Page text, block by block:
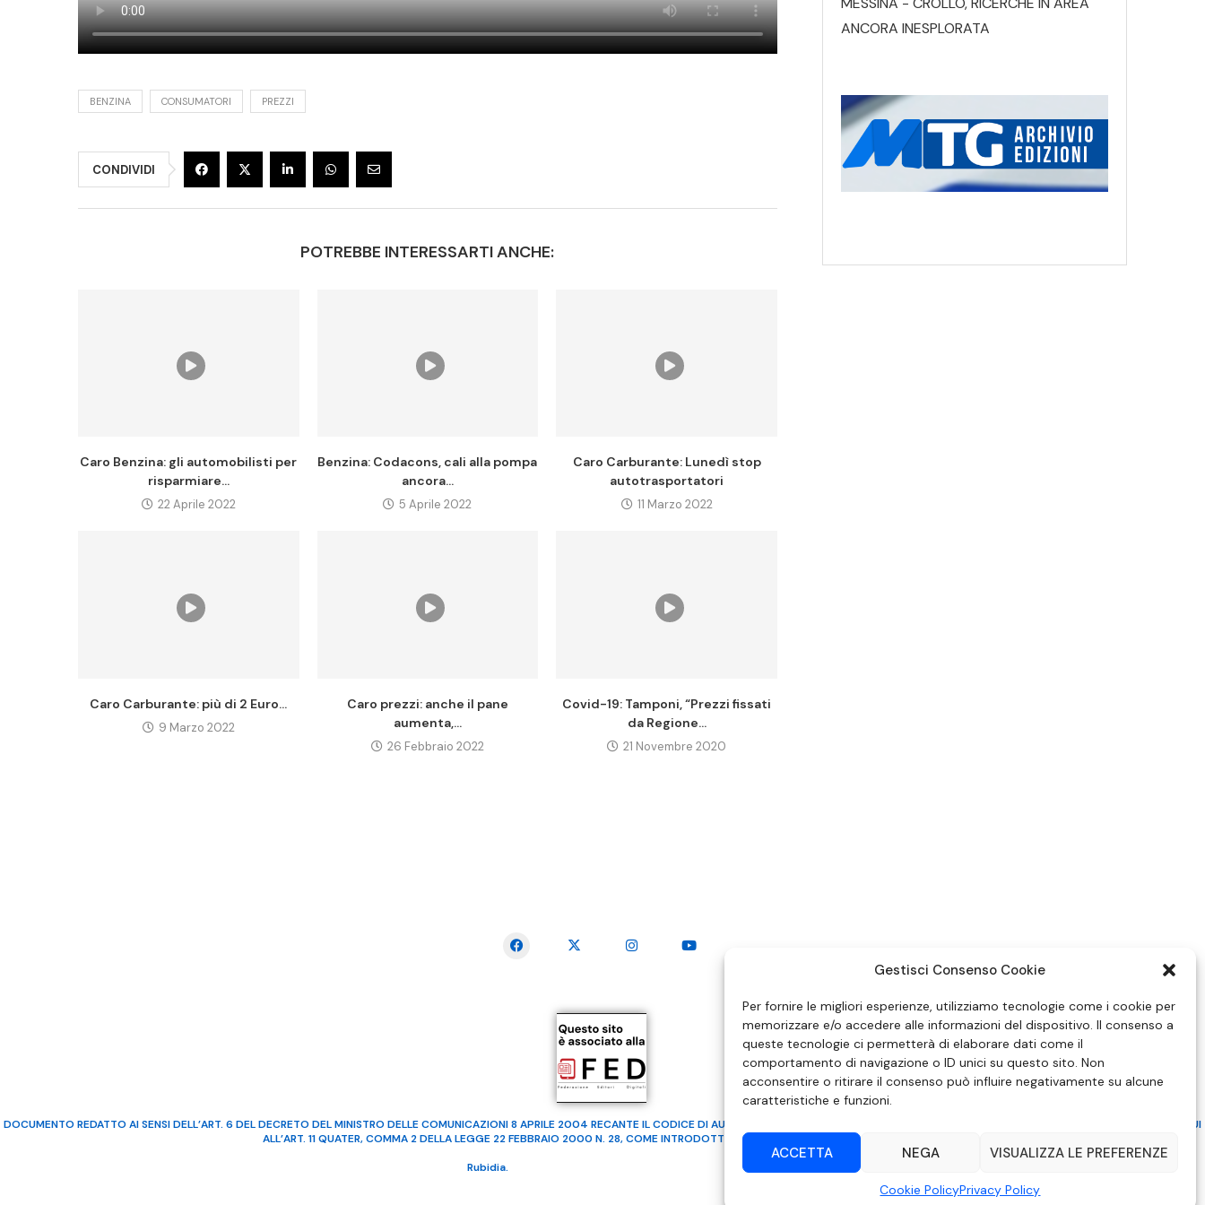
Gestisci Consenso Cookie
Per fornire le migliori esperienze, utilizziamo tecnologie come i cookie per
memorizzare e/o accedere alle informazioni del dispositivo. Il consenso a
queste tecnologie ci permetterà di elaborare dati come il
comportamento di navigazione o ID unici su questo sito. Non
acconsentire o ritirare il consenso può influire negativamente su alcune
caratteristiche e funzioni.
ACCETTA NEGA VISUALIZZA LE PREFERENZE
Cookie PolicyPrivacy Policy
BENZINA CONSUMATORI PREZZI
CONDIVIDI
POTREBBE INTERESSARTI ANCHE:
Caro Benzina: gli automobilisti per
risparmiare...
22 Aprile 2022
Benzina: Codacons, cali alla pompa
ancora...
5 Aprile 2022
Caro Carburante: Lunedì stop
autotrasportatori
11 Marzo 2022
Caro Carburante: più di 2 Euro...
9 Marzo 2022
Caro prezzi: anche il pane
aumenta,...
26 Febbraio 2022
Covid-19: Tamponi, “Prezzi fissati
da Regione...
21 Novembre 2020
ANCORA INESPLORATA
DOCUMENTO REDATTO AI SENSI DELL’ART. 6 DEL DECRETO DEL MINISTRO DELLE COMUNICAZIONI 8 APRILE 2004 RECANTE IL CODICE DI AUTOREGOLAMENTAZIONE IN MATERIA DI ATTUAZIONE DEL PRINCIPIO DEL PLURALISMO, DI CUI
ALL’ART. 11 QUATER, COMMA 2 DELLA LEGGE 22 FEBBRAIO 2000 N. 28, COME INTRODOTTO DALLA LEGGE 6 NOVEMBRE 2003, N. 313
Rubidia. Tutti i diritti riservati | RVM Srl – SS 115 Km 339,500 – Modica (RG) | P.Iva 00857190888.